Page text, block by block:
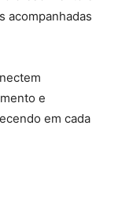
acompanhadas
e
em cada